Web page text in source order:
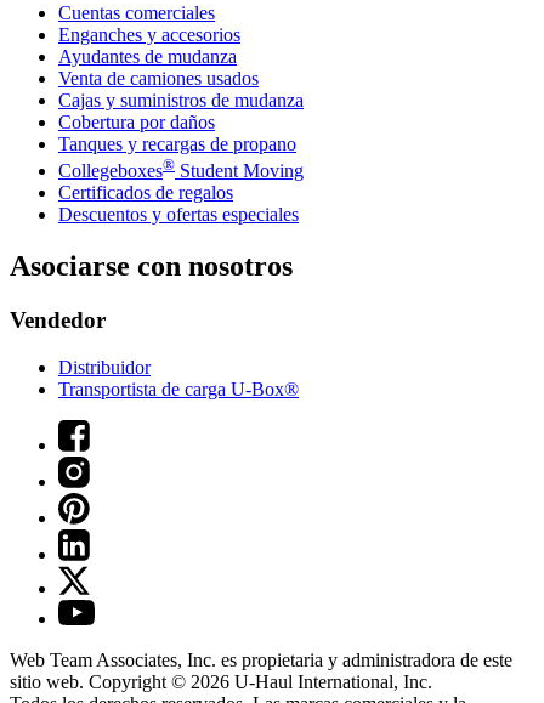
Cuentas comerciales
Enganches y accesorios
Ayudantes de mudanza
Venta de camiones usados
Cajas y suministros de mudanza
Cobertura por daños
Tanques y recargas de propano
Collegeboxes® Student Moving
Certificados de regalos
Descuentos y ofertas especiales
Asociarse con nosotros
Vendedor
Distribuidor
Transportista de carga U-Box®
Web Team Associates, Inc. es propietaria y administradora de este
sitio web. Copyright © 2026 U-Haul International, Inc.